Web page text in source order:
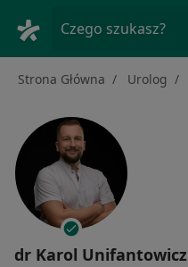
Czego szukasz?
Strona Główna Urolog
dr Karol Unifantowicz